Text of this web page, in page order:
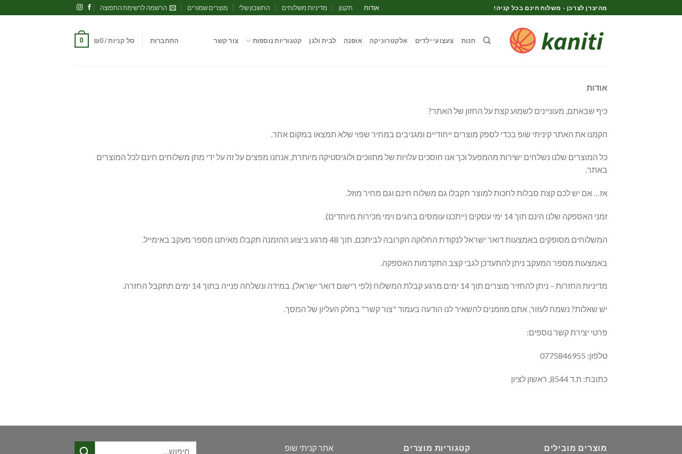
to
מהיצרן לצרכן - משלוח חינם בכל קניה! אודות תקנון מדיניות משלוחים החשבון שלי מוצרים שמורים הרשמה לרשימת התפוצה
חנות צעצועי ילדים אלקטרוניקה אופנה לבית ולגן קטגוריות נוספות צור קשר התחברות סל קניות / ₪0
0
אודות
כיף שבאתם, מעוניינים לשמוע קצת על החזון של האתר?
הקמנו את האתר קיניתי שופ בכדי לספק מוצרים ייחודיים ומגניבים במחיר שפוי שלא תמצאו במקום אחר.
כל המוצרים שלנו נשלחים ישירות מהמפעל וכך אנו חוסכים עלויות של מתווכים ולוגיסטיקה מיותרת, אנחנו מפצים על זה על ידי מתן משלוחים חינם לכל המוצרים
באתר.
אז… אם יש לכם קצת סבלות לחכות למוצר תקבלו גם משלוח חינם וגם מחיר מוזל.
זמני האספקה שלנו הינם תוך 14 ימי עסקים (ייתכנו עומסים בחגים וימי מכירות מיוחדים).
המשלוחים מסופקים באמצעות דואר ישראל לנקודת החלוקה הקרובה לביתכם, תוך 48 מרגע ביצוע ההזמנה תקבלו מאיתנו מספר מעקב באימייל.
באמצעות מספר המעקב ניתן להתעדכן לגבי קצב התקדמות האספקה.
מדיניות החזרות – ניתן להחזיר מוצרים תוך 14 ימים מרגע קבלת המשלוח (לפי רישום דואר ישראל), במידה ונשלחה פנייה בתוך 14 ימים תתקבל החזרה.
יש שאלות? נשמח לעזור, אתם מוזמנים להשאיר לנו הודעה בעמוד "צור קשר" בחלק העליון של המסך.
פרטי יצירת קשר נוספים:
טלפון: 0775846955
כתובת: ת.ד 8544, ראשון לציון
מוצרים מובילים קטגוריות מוצרים אתר קניתי שופ